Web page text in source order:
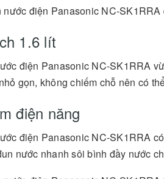
1.6 lít
điện Panasonic NC-SK1RRA
gọn, không chiếm chỗ nên có
điện năng
điện Panasonic NC-SK1RRA
nước nhanh sôi bình đầy nước